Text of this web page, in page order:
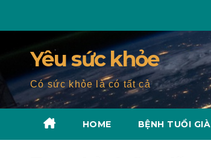
Yêu sức khỏe
Có sức khỏe là có tất cả
HOME BỆNH TUỔI GIÀ